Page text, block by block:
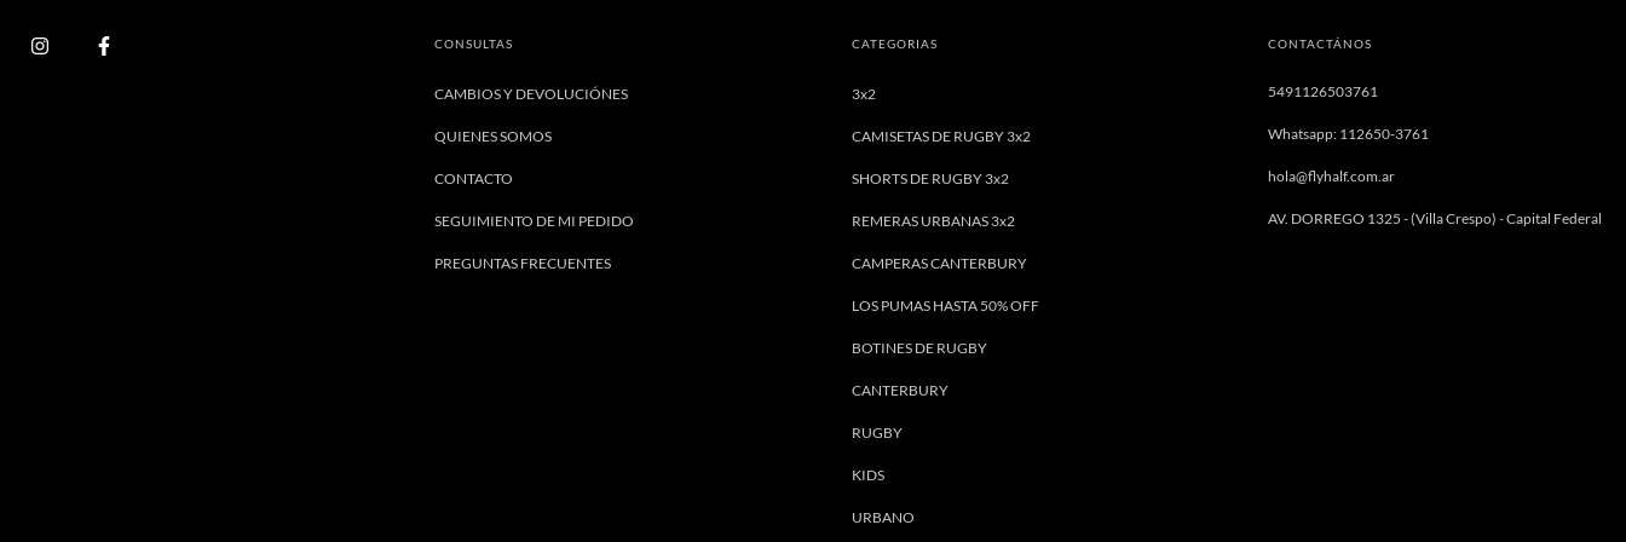
CONSULTAS
CAMBIOS Y DEVOLUCIÓNES
QUIENES SOMOS
CONTACTO
SEGUIMIENTO DE MI PEDIDO
PREGUNTAS FRECUENTES
CATEGORIAS
3x2
CAMISETAS DE RUGBY 3x2
SHORTS DE RUGBY 3x2
REMERAS URBANAS 3x2
CAMPERAS CANTERBURY
LOS PUMAS HASTA 50% OFF
BOTINES DE RUGBY
CANTERBURY
RUGBY
KIDS
URBANO
CONTACTÁNOS
5491126503761
Whatsapp: 112650-3761
hola@flyhalf.com.ar
AV. DORREGO 1325 - (Villa Crespo) - Capital Federal